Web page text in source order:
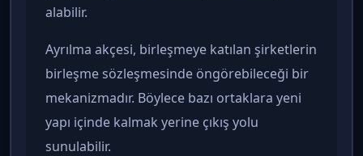
alabilir.
Ayrılma akçesi, birleşmeye katılan şirketlerin
birleşme sözleşmesinde öngörebileceği bir
mekanizmadır. Böylece bazı ortaklara yeni
yapı içinde kalmak yerine çıkış yolu
sunulabilir.